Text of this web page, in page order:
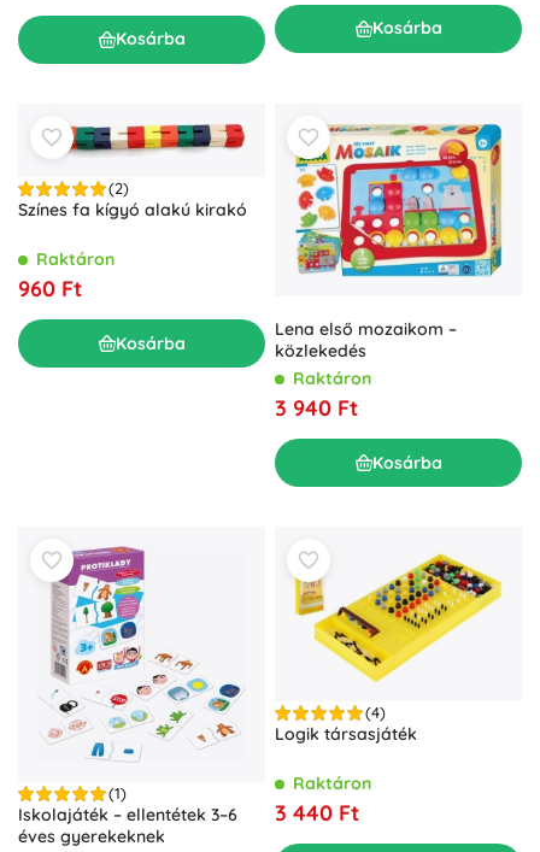
Kosárba Kosárba
(2)
Színes fa kígyó alakú kirakó
Raktáron
960 Ft
Kosárba
Lena első mozaikom –
közlekedés
Raktáron
3 940 Ft
Kosárba
(1)
Iskolajáték – ellentétek 3–6
éves gyerekeknek
(4)
Logik társasjáték
Raktáron
3 440 Ft